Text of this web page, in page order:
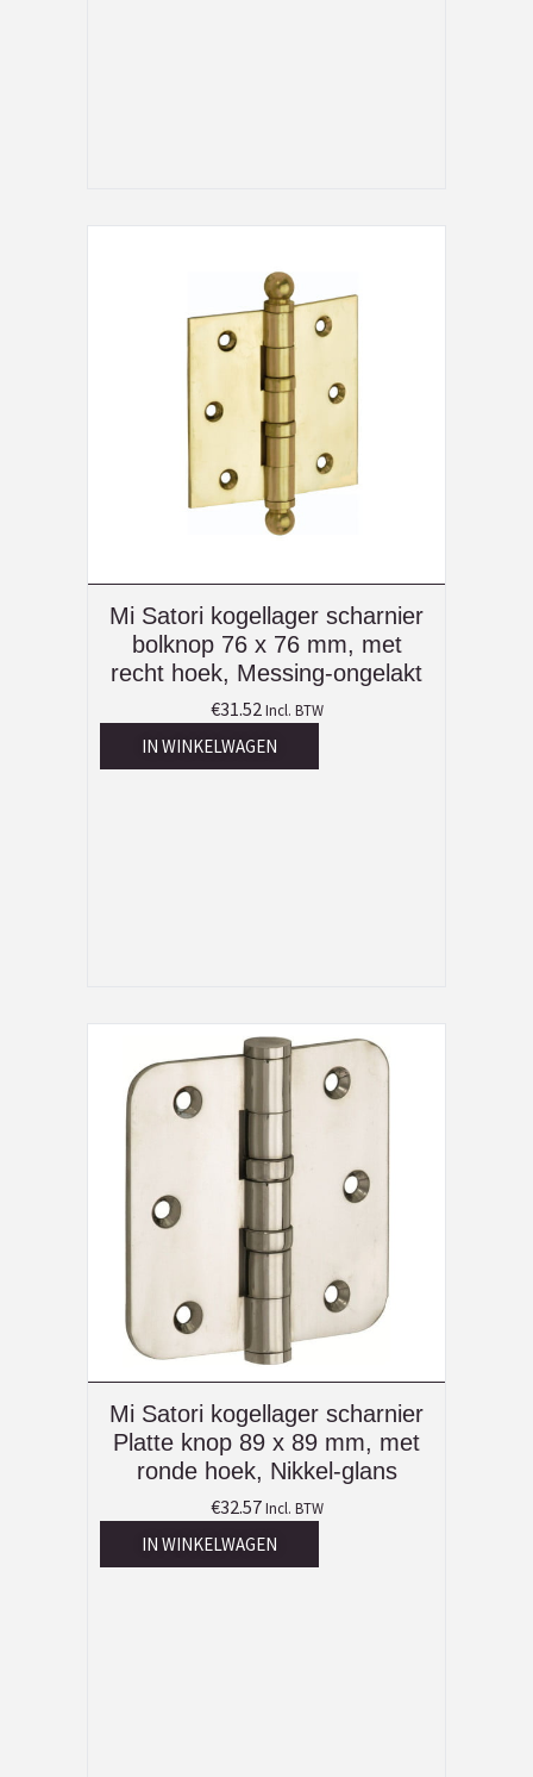
Mi Satori kogellager scharnier
bolknop 76 x 76 mm, met
recht hoek, Messing-ongelakt
€31.52 Incl. BTW
IN WINKELWAGEN
Mi Satori kogellager scharnier
Platte knop 89 x 89 mm, met
ronde hoek, Nikkel-glans
€32.57 Incl. BTW
IN WINKELWAGEN